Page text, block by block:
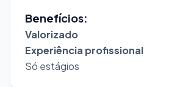
Benefícios:
Valorizado
Experiência profissional
Só estágios